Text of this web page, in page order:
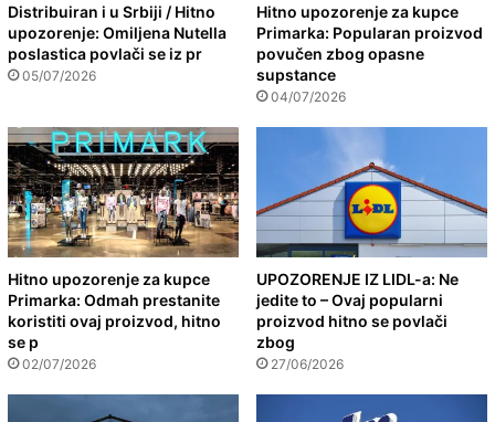
Distribuiran i u Srbiji / Hitno
upozorenje: Omiljena Nutella
poslastica povlači se iz pr
05/07/2026
Hitno upozorenje za kupce
Primarka: Popularan proizvod
povučen zbog opasne
supstance
04/07/2026
Hitno upozorenje za kupce
Primarka: Odmah prestanite
koristiti ovaj proizvod, hitno
se p
02/07/2026
UPOZORENJE IZ LIDL-a: Ne
jedite to – Ovaj popularni
proizvod hitno se povlači
zbog
27/06/2026